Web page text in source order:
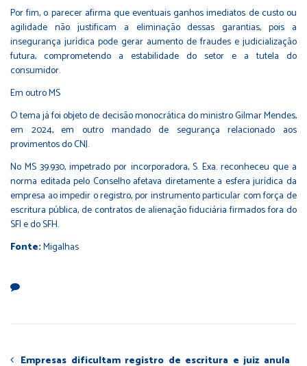
Por fim, o parecer afirma que eventuais ganhos imediatos de custo ou
agilidade não justificam a eliminação dessas garantias, pois a
insegurança jurídica pode gerar aumento de fraudes e judicialização
futura, comprometendo a estabilidade do setor e a tutela do
consumidor.
Em outro MS
O tema já foi objeto de decisão monocrática do ministro Gilmar Mendes,
em 2024, em outro mandado de segurança relacionado aos
provimentos do CNJ.
No MS 39.930, impetrado por incorporadora, S. Exa. reconheceu que a
norma editada pelo Conselho afetava diretamente a esfera jurídica da
empresa ao impedir o registro, por instrumento particular com força de
escritura pública, de contratos de alienação fiduciária firmados fora do
SFI e do SFH.
Fonte:Migalhas
Empresas dificultam registro de escritura e juiz anula